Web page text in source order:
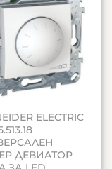
ELECTRIC
ДЕВИАТОР